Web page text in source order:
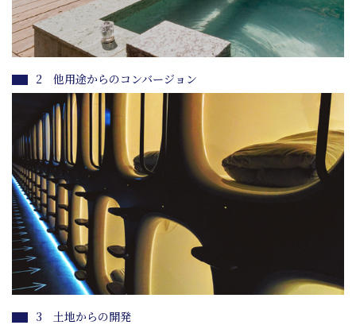
2 他用途からのコンバージョン
3 土地からの開発